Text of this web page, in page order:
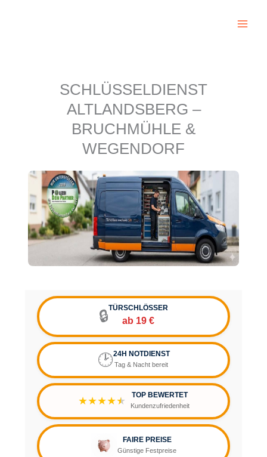
SCHLÜSSELDIENST
ALTLANDSBERG –
BRUCHMÜHLE &
WEGENDORF
🔒TÜRSCHLÖSSER
ab 19 €
🕑24H NOTDIENST
Tag & Nacht bereit
★★★★★ TOP BEWERTET
Kundenzufriedenheit
FAIRE PREISE
Günstige Festpreise